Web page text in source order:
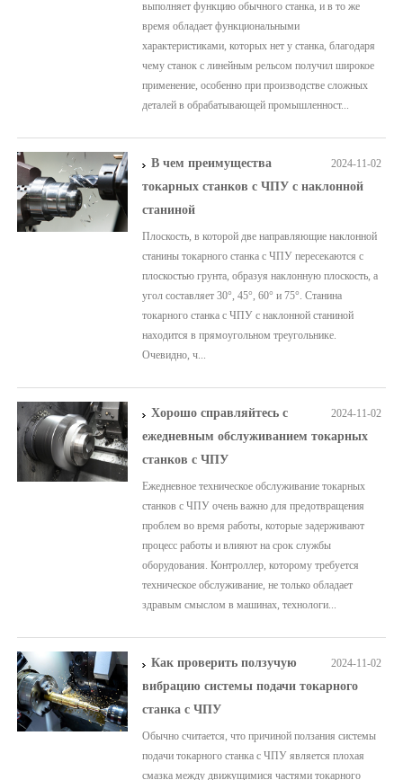
выполняет функцию обычного станка, и в то же
время обладает функциональными
характеристиками, которых нет у станка, благодаря
чему станок с линейным рельсом получил широкое
применение, особенно при производстве сложных
деталей в обрабатывающей промышленност...
2024-11-02
В чем преимущества
токарных станков с ЧПУ с наклонной
станиной
Плоскость, в которой две направляющие наклонной
станины токарного станка с ЧПУ пересекаются с
плоскостью грунта, образуя наклонную плоскость, а
угол составляет 30°, 45°, 60° и 75°. Станина
токарного станка с ЧПУ с наклонной станиной
находится в прямоугольном треугольнике.
Очевидно, ч...
2024-11-02
Хорошо справляйтесь с
ежедневным обслуживанием токарных
станков с ЧПУ
Ежедневное техническое обслуживание токарных
станков с ЧПУ очень важно для предотвращения
проблем во время работы, которые задерживают
процесс работы и влияют на срок службы
оборудования. Контроллер, которому требуется
техническое обслуживание, не только обладает
здравым смыслом в машинах, технологи...
2024-11-02
Как проверить ползучую
вибрацию системы подачи токарного
станка с ЧПУ
Обычно считается, что причиной ползания системы
подачи токарного станка с ЧПУ является плохая
смазка между движущимися частями токарного